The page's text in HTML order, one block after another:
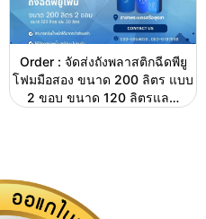
Order : จัดส่งถังพลาสติกฉีดพียู
โฟมมือสอง ขนาด 200 ลิตร แบบ
2 ขอบ ขนาด 120 ลิตรแล…